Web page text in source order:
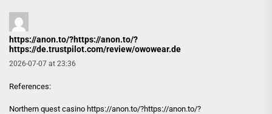
https://anon.to/?https://anon.to/?
https://de.trustpilot.com/review/owowear.de
2026-07-07 at 23:36
References:
Northern quest casino https://anon.to/?https://anon.to/?